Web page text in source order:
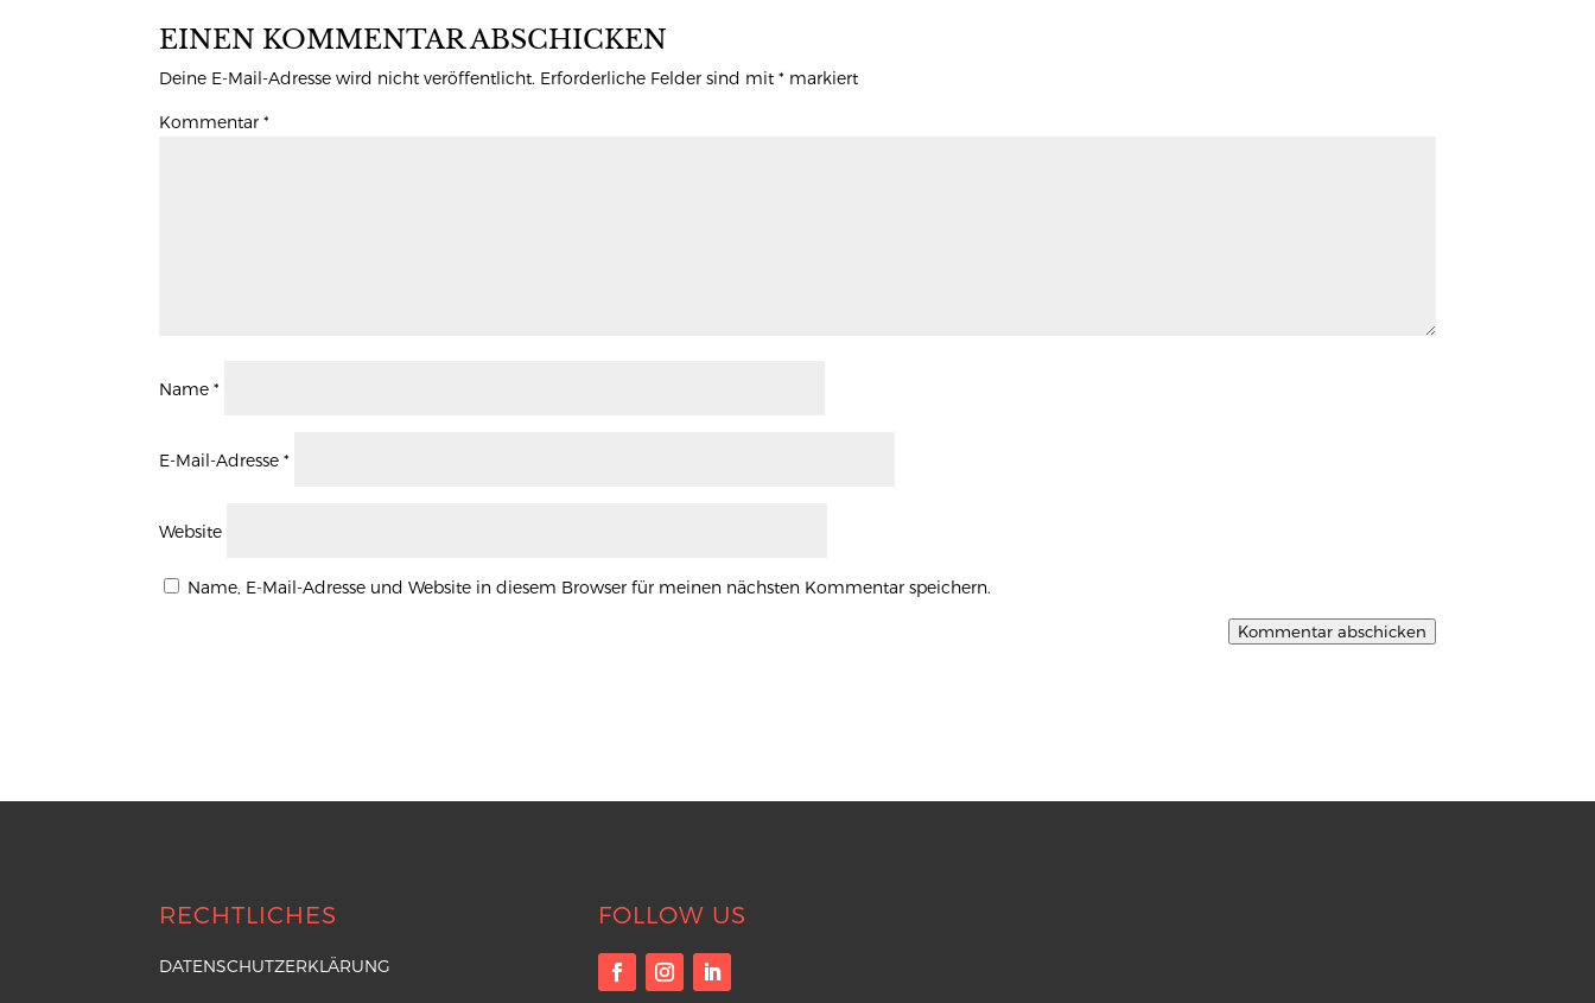
EINEN KOMMENTAR ABSCHICKEN
Deine E-Mail-Adresse wird nicht veröffentlicht. Erforderliche Felder sind mit* markiert
Kommentar*
Name*
E-Mail-Adresse*
Website
Name, E-Mail-Adresse und Website in diesem Browser für meinen nächsten Kommentar speichern.
Kommentar abschicken
RECHTLICHES
DATENSCHUTZERKLÄRUNG
FOLLOW US